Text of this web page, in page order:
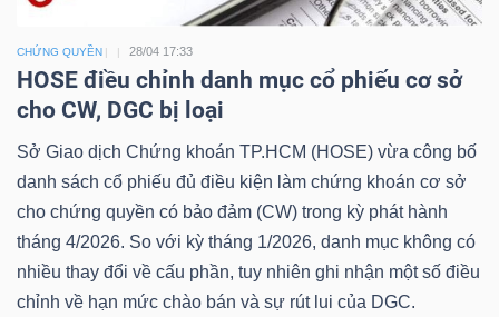
CHỨNG QUYỀN 28/04 17:33
HOSE điều chỉnh danh mục cổ phiếu cơ sở
cho CW, DGC bị loại
Sở Giao dịch Chứng khoán TP.HCM (HOSE) vừa công bố
danh sách cổ phiếu đủ điều kiện làm chứng khoán cơ sở
cho chứng quyền có bảo đảm (CW) trong kỳ phát hành
tháng 4/2026. So với kỳ tháng 1/2026, danh mục không có
nhiều thay đổi về cấu phần, tuy nhiên ghi nhận một số điều
chỉnh về hạn mức chào bán và sự rút lui của DGC.
tư
Truyền
thông